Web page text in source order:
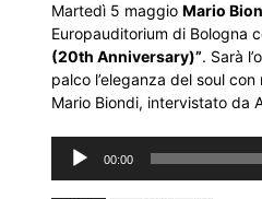
Martedì 5 maggio Mario
Europauditorium di Bologna
(20th Anniversary)”. Sarà
palco l’eleganza del soul
Mario Biondi, intervistato da
Audio
Player
00:00